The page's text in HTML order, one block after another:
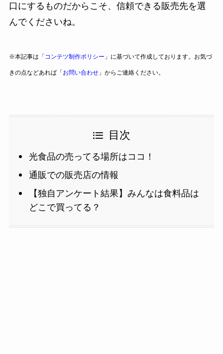
口にするものだからこそ、信頼できる販売先を選
んでくださいね。
※本記事は「 コンテツ制作ポリシー 」に基づいて作成しております。お気づ
きの点などあれば「お問い合わせ」からご連絡ください。
目次
光食品の売ってる場所はココ！
通販での販売店の情報
【独自アンケート結果】みんなは食料品は
どこで買ってる？